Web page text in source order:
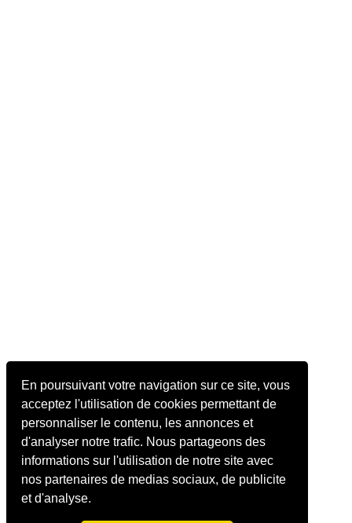
En poursuivant votre navigation sur ce site, vous
acceptez l'utilisation de cookies permettant de
personnaliser le contenu, les annonces et
d'analyser notre trafic. Nous partageons des
informations sur l'utilisation de notre site avec
nos partenaires de medias sociaux, de publicite
et d'analyse.